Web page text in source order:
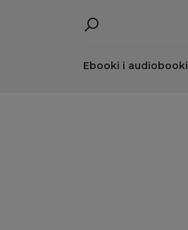
Ebooki i audiobooki